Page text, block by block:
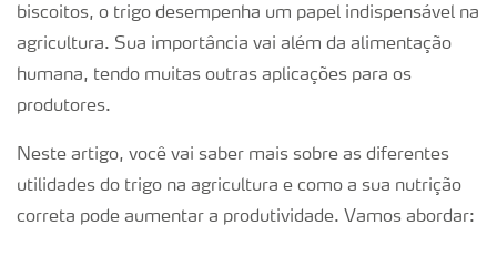
biscoitos, o trigo desempenha um papel indispensável na
agricultura. Sua importância vai além da alimentação
humana, tendo muitas outras aplicações para os
produtores.
Neste artigo, você vai saber mais sobre as diferentes
utilidades do trigo na agricultura e como a sua nutrição
correta pode aumentar a produtividade. Vamos abordar: